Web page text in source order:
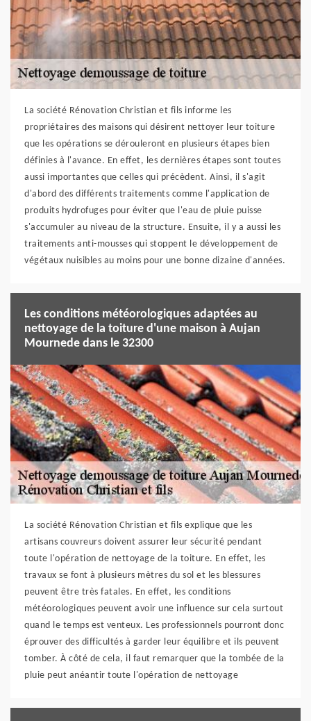
La société Rénovation Christian et fils informe les
propriétaires des maisons qui désirent nettoyer leur toiture
que les opérations se dérouleront en plusieurs étapes bien
définies à l'avance. En effet, les dernières étapes sont toutes
aussi importantes que celles qui précèdent. Ainsi, il s'agit
d'abord des différents traitements comme l'application de
produits hydrofuges pour éviter que l'eau de pluie puisse
s'accumuler au niveau de la structure. Ensuite, il y a aussi les
traitements anti-mousses qui stoppent le développement de
végétaux nuisibles au moins pour une bonne dizaine d'années.
Les conditions météorologiques adaptées au
nettoyage de la toiture d'une maison à Aujan
Mournede dans le 32300
La société Rénovation Christian et fils explique que les
artisans couvreurs doivent assurer leur sécurité pendant
toute l'opération de nettoyage de la toiture. En effet, les
travaux se font à plusieurs mètres du sol et les blessures
peuvent être très fatales. En effet, les conditions
météorologiques peuvent avoir une influence sur cela surtout
quand le temps est venteux. Les professionnels pourront donc
éprouver des difficultés à garder leur équilibre et ils peuvent
tomber. À côté de cela, il faut remarquer que la tombée de la
pluie peut anéantir toute l'opération de nettoyage